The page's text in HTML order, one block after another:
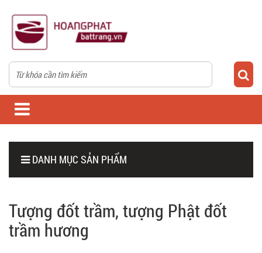
DANH MỤC SẢN PHẨM
Tượng đốt trầm, tượng Phật đốt
trầm hương